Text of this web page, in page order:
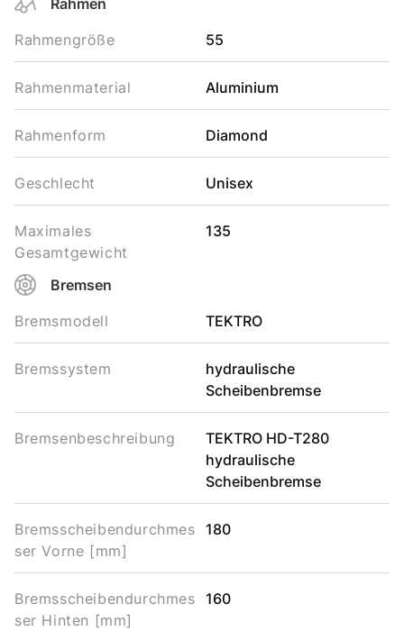
Rahmen
Rahmengröße
55
Rahmenmaterial Aluminium
Rahmenform Diamond
Geschlecht Unisex
Maximales
Gesamtgewicht
135
Bremsen
Bremsmodell
TEKTRO
Bremssystem
hydraulische
Scheibenbremse
Bremsenbeschreibung
TEKTRO HD-T280
hydraulische
Scheibenbremse
Bremsscheibendurchmes
ser Vorne [mm]
180
Bremsscheibendurchmes
ser Hinten [mm]
160